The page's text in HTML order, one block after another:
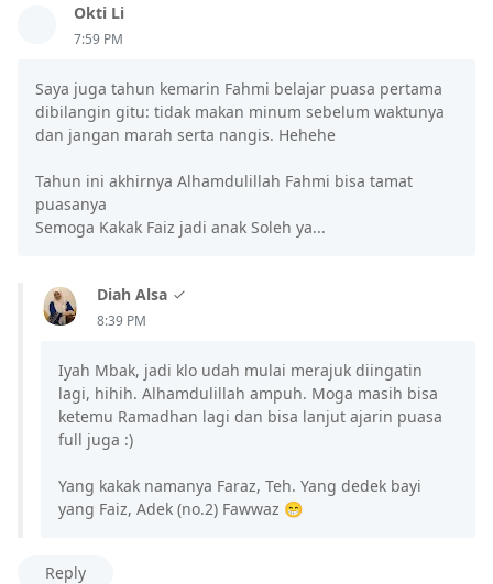
Okti Li
7:59 PM
Saya juga tahun kemarin Fahmi belajar puasa pertama
dibilangin gitu: tidak makan minum sebelum waktunya
dan jangan marah serta nangis. Hehehe
Tahun ini akhirnya Alhamdulillah Fahmi bisa tamat
puasanya
Semoga Kakak Faiz jadi anak Soleh ya...
Diah Alsa
8:39 PM
Iyah Mbak, jadi klo udah mulai merajuk diingatin
lagi, hihih. Alhamdulillah ampuh. Moga masih bisa
ketemu Ramadhan lagi dan bisa lanjut ajarin puasa
full juga :)
Yang kakak namanya Faraz, Teh. Yang dedek bayi
yang Faiz, Adek (no.2) Fawwaz 😁
Reply